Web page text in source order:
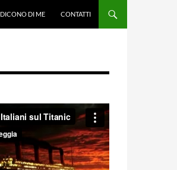
DICONO DI ME CONTATTI